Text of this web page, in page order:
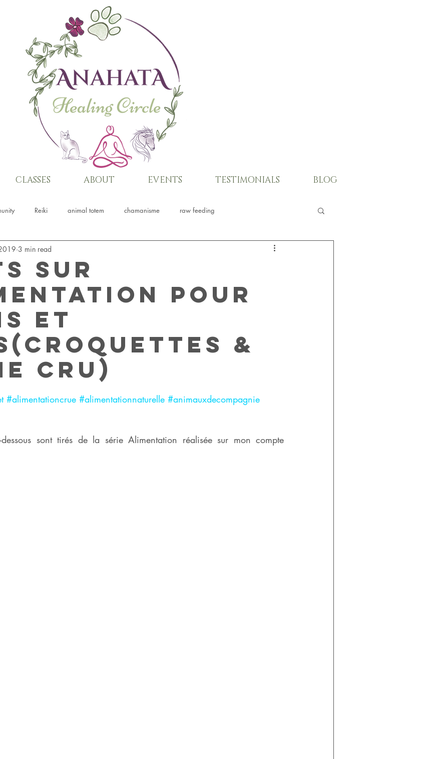
CLASSES ABOUT EVENTS TESTIMONIALS BLOG
Reiki animal totem chamanisme raw feeding
sur
pour
et
&
cru)
3 min read
#alimentationcrue #alimentationnaturelle #animauxdecompagnie
sont tirés de la série Alimentation réalisée sur mon compte